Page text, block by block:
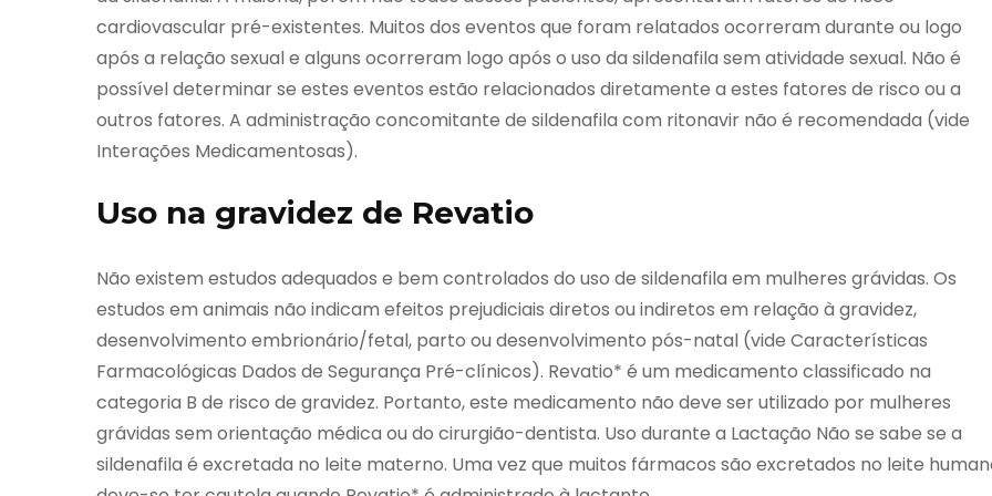
cardiovascular pré-existentes. Muitos dos eventos que foram relatados ocorreram durante ou logo
após a relação sexual e alguns ocorreram logo após o uso da sildenafila sem atividade sexual. Não é
possível determinar se estes eventos estão relacionados diretamente a estes fatores de risco ou a
outros fatores. A administração concomitante de sildenafila com ritonavir não é recomendada (vide
Interações Medicamentosas).
Uso na gravidez de Revatio
Não existem estudos adequados e bem controlados do uso de sildenafila em mulheres grávidas. Os
estudos em animais não indicam efeitos prejudiciais diretos ou indiretos em relação à gravidez,
desenvolvimento embrionário/fetal, parto ou desenvolvimento pós-natal (vide Características
Farmacológicas Dados de Segurança Pré-clínicos). Revatio* é um medicamento classificado na
categoria B de risco de gravidez. Portanto, este medicamento não deve ser utilizado por mulheres
grávidas sem orientação médica ou do cirurgião-dentista. Uso durante a Lactação Não se sabe se a
sildenafila é excretada no leite materno. Uma vez que muitos fármacos são excretados no leite